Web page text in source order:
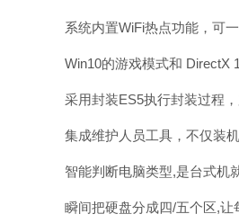
系统内置WiFi热点功能，可
Win10的游戏模式和 DirectX
采用封装ES5执行封装过程
集成维护人员工具，不仅装
智能判断电脑类型,是台式机
瞬间把硬盘分成四/五个区,